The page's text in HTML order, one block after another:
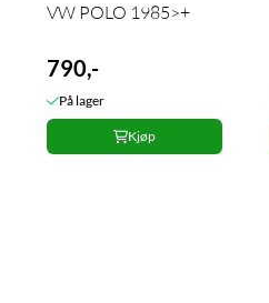
VW POLO 1985>+
790,-
På lager
Kjøp